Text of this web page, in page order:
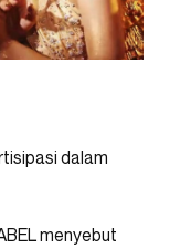
dalam
menyebut